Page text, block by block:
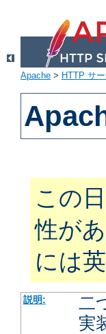
Apache > HTTP サ
この
性が
には
説明:
二
実